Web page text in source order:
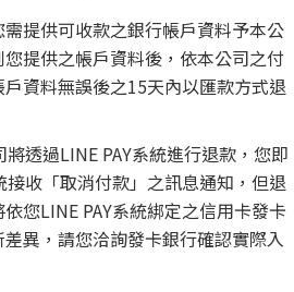
提供可收款之銀行帳戶資料予本公
提供之帳戶資料後，依本公司之付
資料無誤後之15天內以匯款方式退
將透過LINE PAY系統進行退款，您即
接收「取消付款」之訊息通知，但退
您LINE PAY系統綁定之信用卡發卡
異，請您洽詢發卡銀行確認實際入